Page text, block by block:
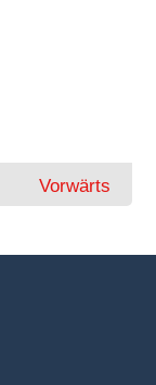
Vorwärts